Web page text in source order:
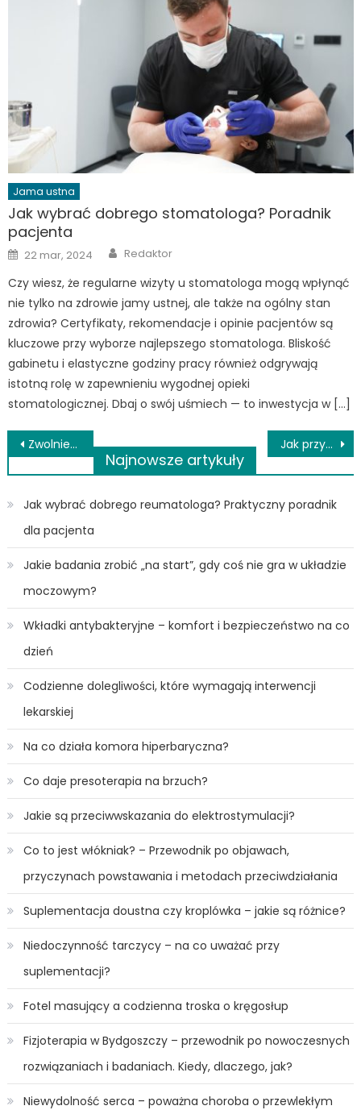
Jama ustna
Jak wybrać dobrego stomatologa? Poradnik
pacjenta
Posted
on
22 mar, 2024 Author
Redaktor
Czy wiesz, że regularne wizyty u stomatologa mogą wpłynąć
nie tylko na zdrowie jamy ustnej, ale także na ogólny stan
zdrowia? Certyfikaty, rekomendacje i opinie pacjentów są
kluczowe przy wyborze najlepszego stomatologa. Bliskość
gabinetu i elastyczne godziny pracy również odgrywają
istotną rolę w zapewnieniu wygodnej opieki
stomatologicznej. Dbaj o swój uśmiech — to inwestycja w […]
Nawigacja
wpisu
Zwolnienie lekarskie online — czy jest to możliwe? Jak przyszła mama powinna dbać o zdrowie?
Najnowsze artykuły
Jak wybrać dobrego reumatologa? Praktyczny poradnik
dla pacjenta
Jakie badania zrobić „na start”, gdy coś nie gra w układzie
moczowym?
Wkładki antybakteryjne – komfort i bezpieczeństwo na co
dzień
Codzienne dolegliwości, które wymagają interwencji
lekarskiej
Na co działa komora hiperbaryczna?
Co daje presoterapia na brzuch?
Jakie są przeciwwskazania do elektrostymulacji?
Co to jest włókniak? – Przewodnik po objawach,
przyczynach powstawania i metodach przeciwdziałania
Suplementacja doustna czy kroplówka – jakie są różnice?
Niedoczynność tarczycy – na co uważać przy
suplementacji?
Fotel masujący a codzienna troska o kręgosłup
Fizjoterapia w Bydgoszczy – przewodnik po nowoczesnych
rozwiązaniach i badaniach. Kiedy, dlaczego, jak?
Niewydolność serca – poważna choroba o przewlekłym